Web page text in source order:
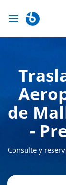
de
-
Consulte y